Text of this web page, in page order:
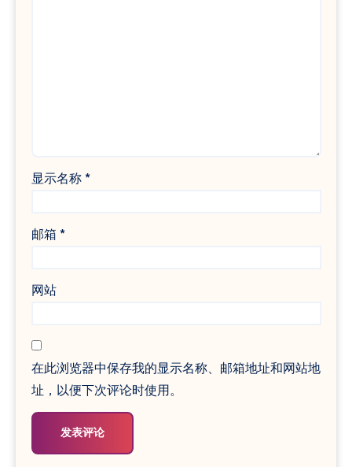
显示名称 *
邮箱 *
网站
在此浏览器中保存我的显示名称、邮箱地址和网站地
址，以便下次评论时使用。